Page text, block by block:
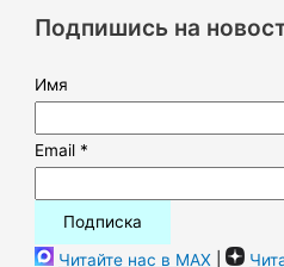
:Подпишись на
Имя
Email *
Читайте нас в MAX |